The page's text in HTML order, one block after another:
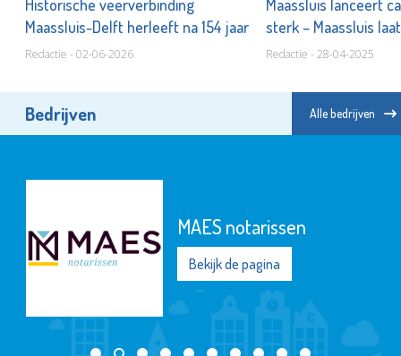
Historische veerverbinding
Maassluis-Delft herleeft na 154 jaar
Redactie - 02-06-2026
Maassluis lanceert
sterk – Maassluis
Redactie - 28-04-2025
Bedrijven Alle bedrijven
MAES notarissen
Bekijk de pagina